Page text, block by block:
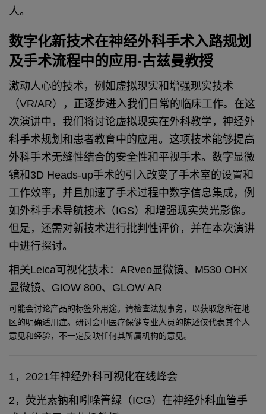
人。
数字化新技术在神经外科手术入路规划
及手术流程中的应用-古兹曼教授
激动人心的技术，例如虚拟现实和增强现实技术
（VR/AR），正逐步进入我们日常的临床工作。在这
次演讲中，我们将讨论虚拟现实在外科教学，神经外
科手术规划和患者教育中的应用。 这项技术能够提高
外科手术无缝性结合的安全性和平视手术。数字显微
镜和3D Heads-up手术的引入改变了手术室的设置和
工作效率，并且加速了手术过程中数字信息集成，例
如外科手术导航技术（IGS）和增强现实荧光影像。
但是，还需对新技术进行批判性评价，并在本次演讲
中进行探讨。
相关Leica可视化技术：ARveo显微镜、M530 OHX
显微镜、GlOW 800、GLOW AR
可能会讨论产品的标签外用途。请检查法规事务，以获取您所在地
区的明确适用症。研讨会中医疗保健专业人员的陈述仅代表其个人
意见和经验，不一定反映任何其所属机构的意见。
1，2021年神经外科可视化在线峰会
2，荧光素钠和吲哚箐绿（ICG）在神经外科血管手